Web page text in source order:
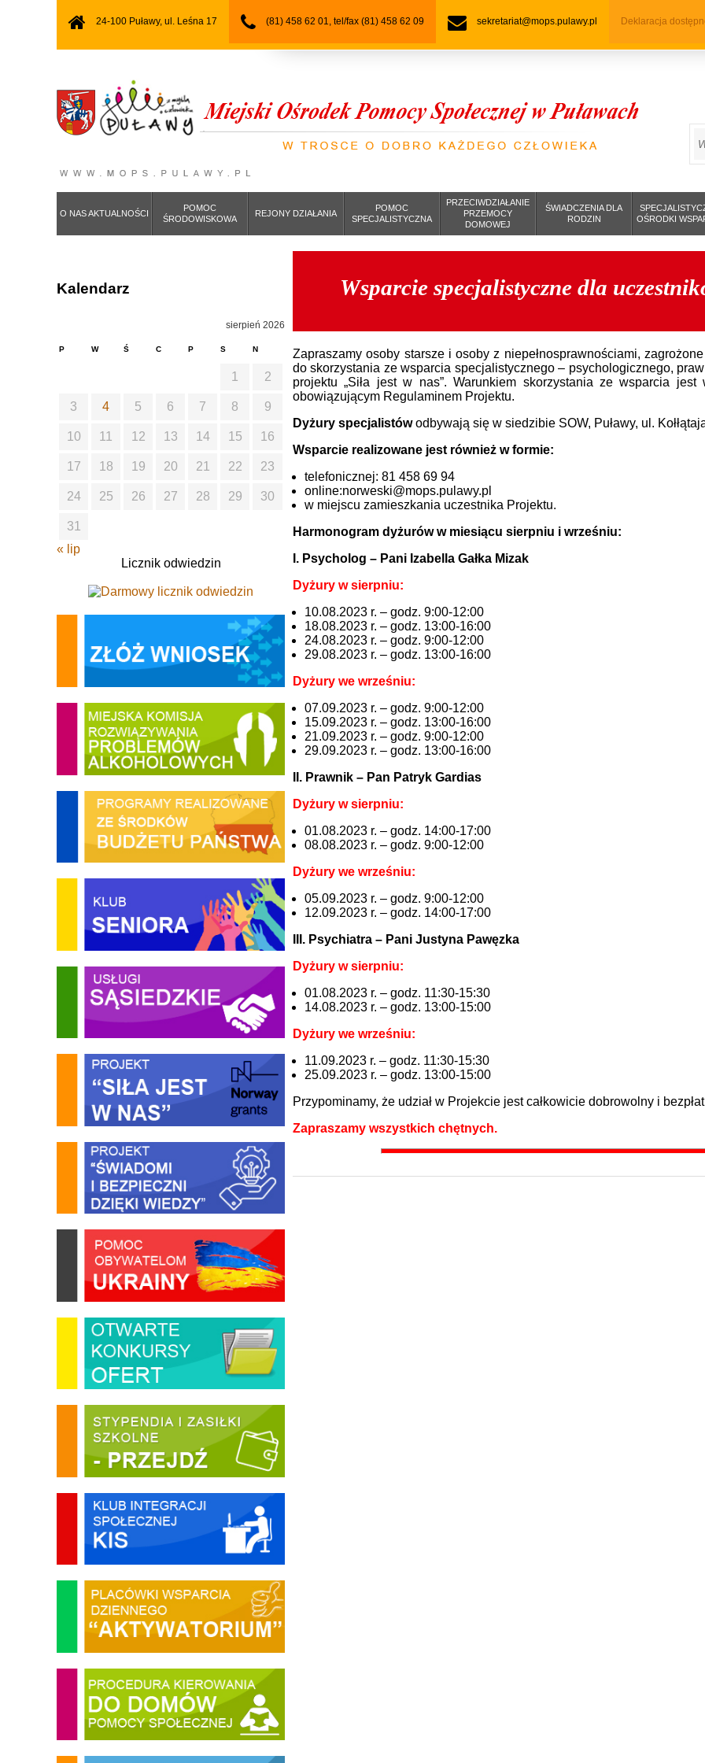
24-100 Puławy, ul. Leśna 17 (81) 458 62 01, tel/fax (81) 458 62 09 sekretariat@mops.pulawy.pl Deklaracja
O NAS AKTUALNOŚCI
POMOC
ŚRODOWISKOWA
REJONY DZIAŁANIA
POMOC
SPECJALISTYCZNA
PRZECIWDZIAŁANIE
PRZEMOCY
DOMOWEJ
ŚWIADCZENIA DLA
RODZIN
OŚRODKI
Wsparcie specjalistyczne dla
Zapraszamy osoby starsze i osoby z niepełnosprawnościami,
do skorzystania ze wsparcia specjalistycznego – psychologicznego,
projektu „Siła jest w nas”. Warunkiem skorzystania ze wsparcia
obowiązującym Regulaminem Projektu.
Dyżury specjalistówodbywają się w siedzibie SOW, Puławy, ul.
Wsparcie realizowane jest również w formie:
telefonicznej: 81 458 69 94
online:norweski@mops.pulawy.pl
w miejscu zamieszkania uczestnika Projektu.
Harmonogram dyżurów w miesiącu sierpniu i wrześniu:
I. Psycholog – Pani Izabella Gałka Mizak
Dyżury w sierpniu:
10.08.2023 r. – godz. 9:00-12:00
18.08.2023 r. – godz. 13:00-16:00
24.08.2023 r. – godz. 9:00-12:00
29.08.2023 r. – godz. 13:00-16:00
Dyżury we wrześniu:
07.09.2023 r. – godz. 9:00-12:00
15.09.2023 r. – godz. 13:00-16:00
21.09.2023 r. – godz. 9:00-12:00
29.09.2023 r. – godz. 13:00-16:00
II. Prawnik – Pan Patryk Gardias
Dyżury w sierpniu:
01.08.2023 r. – godz. 14:00-17:00
08.08.2023 r. – godz. 9:00-12:00
Dyżury we wrześniu:
05.09.2023 r. – godz. 9:00-12:00
12.09.2023 r. – godz. 14:00-17:00
III. Psychiatra – Pani Justyna Pawęzka
Dyżury w sierpniu:
01.08.2023 r. – godz. 11:30-15:30
14.08.2023 r. – godz. 13:00-15:00
Dyżury we wrześniu:
11.09.2023 r. – godz. 11:30-15:30
25.09.2023 r. – godz. 13:00-15:00
Przypominamy, że udział w Projekcie jest całkowicie dobrowolny i
Zapraszamy wszystkich chętnych.
Kalendarz
sierpień 2026
P W Ś C P S N
1 2
3 4 5 6 7 8 9
10 11 12 13 14 15 16
17 18 19 20 21 22 23
24 25 26 27 28 29 30
31
« lip
Licznik odwiedzin